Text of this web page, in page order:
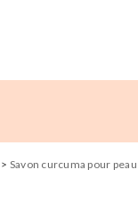
> Savon curcuma pour